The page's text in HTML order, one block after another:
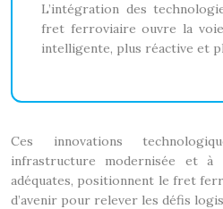
L’intégration des
fret ferroviaire ouvre la
intelligente, plus réactive et
Ces innovations
infrastructure modernisée et
adéquates, positionnent le fret
d’avenir pour relever les défis